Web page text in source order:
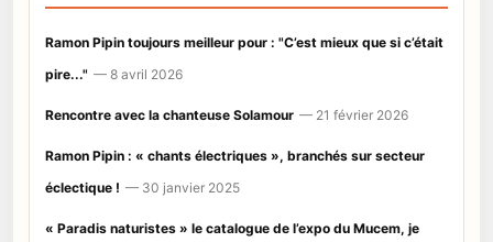
Ramon Pipin toujours meilleur pour : "C’est mieux que si c’était
pire..." — 8 avril 2026
Rencontre avec la chanteuse Solamour — 21 février 2026
Ramon Pipin : « chants électriques », branchés sur secteur
éclectique ! — 30 janvier 2025
« Paradis naturistes » le catalogue de l’expo du Mucem, je